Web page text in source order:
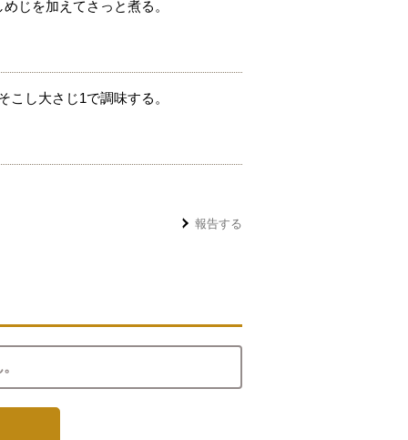
じを加えてさっと煮る。
し大さじ1で調味する。
報告する